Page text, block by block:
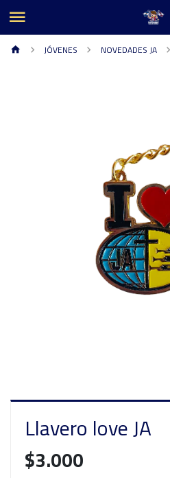
JÓVENES NOVEDADES JA
Llavero love JA
$3.000